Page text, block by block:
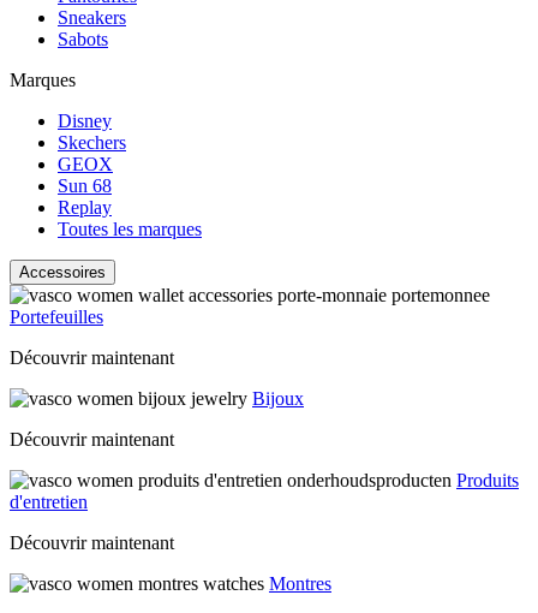
Sneakers
Sabots
Marques
Disney
Skechers
GEOX
Sun 68
Replay
Toutes les marques
Accessoires
Portefeuilles
Découvrir maintenant
Bijoux
Découvrir maintenant
Produits
d'entretien
Découvrir maintenant
Montres